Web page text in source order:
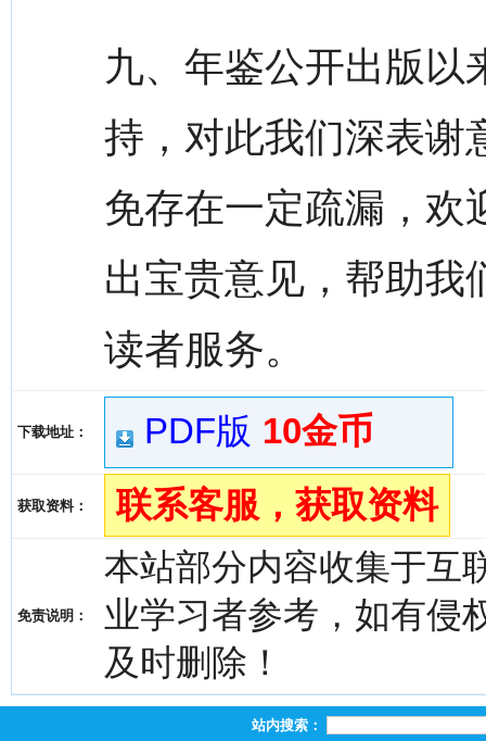
九、年鉴公开出版以
持，对此我们深表谢
免存在一定疏漏，欢
出宝贵意见，帮助我
读者服务。
下载地址： PDF版 10金币
获取资料： 联系客服，获取资料
免责说明：
本站部分内容收集于互
业学习者参考，如有侵
及时删除！
站内搜索：